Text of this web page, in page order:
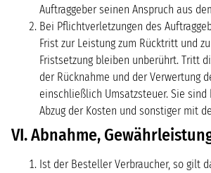
Auftraggeber seinen Anspruch aus
Bei Pflichtverletzungen des
Frist zur Leistung zum Rücktritt und
Fristsetzung bleiben unberührt. Tritt
der Rücknahme und der Verwertung
einschließlich Umsatzsteuer. Sie
Abzug der Kosten und sonstiger mit
VI. Abnahme,
Ist der Besteller Verbraucher, so gilt